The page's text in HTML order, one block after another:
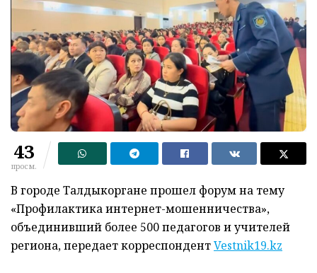
43
просм.
В городе Талдыкоргане прошел форум на тему
«Профилактика интернет-мошенничества»,
объединивший более 500 педагогов и учителей
региона, передает корреспондентVestnik19.kz